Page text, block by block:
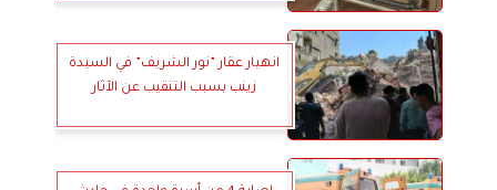
انهيار عقار ”نور الشريف” في السيدة
زينب بسبب التنقيب عن الآثار